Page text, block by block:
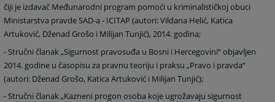
čiji je izdavač Međunarodni program pomoći u kriminalističkoj obuci
Ministarstva pravde SAD-a - ICITAP (autori: Vildana Helić, Katica
Artuković, Dženad Grošo i Milijan Tunjić), 2014. godina;
-Stručni članak „Sigurnost pravosuđa u Bosni i Hercegovini“ objavljen
2014. godine u časopisu za pravnu teoriju i praksu „Pravo i pravda“
(autori: Dženad Grošo, Katica Artuković i Milijan Tunjić);
-Stručni članak „Kazneni progon osoba koje ugrožavaju sigurnost